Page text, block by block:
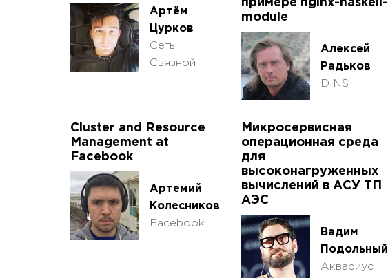
Артём
Цурков
Сеть
Связной
примере nginx-haskell-
module
Алексей
Радьков
DINS
Cluster and Resource
Management at
Facebook
Артемий
Колесников
Facebook
Микросервисная
операционная среда
для
высоконагруженных
вычислений в АСУ ТП
АЭС
Вадим
Подольный
Аквариус